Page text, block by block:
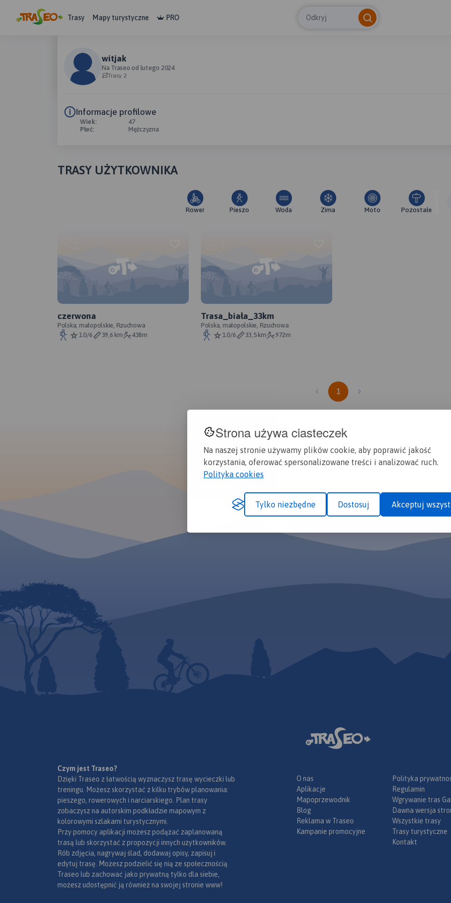
Strona używa ciasteczek
Na naszej stronie używamy plików cookie, aby poprawić jakość
korzystania, oferować spersonalizowane treści i analizować ruch.
Polityka cookies
Tylko niezbędne Dostosuj Akceptuj
Trasy Mapy turystyczne PRO Odkryj
witjak
Na Traseo od lutego 2024
Trasy 2
Informacje profilowe
Wiek:
47
Płeć:
Mężczyzna
TRASY UŻYTKOWNIKA
Rower Pieszo Woda Zima Moto Pozostałe
czerwona
Polska, małopolskie, Rzuchowa
1.0/6
39,6 km 438m
Trasa_biała_33km
Polska, małopolskie, Rzuchowa
1.0/6
33,5 km 972m
1
Czym jest Traseo?
Dzięki Traseo z łatwością wyznaczysz trasę wycieczki lub
treningu. Możesz skorzystać z kilku trybów planowania:
pieszego, rowerowych i narciarskiego. Plan trasy
zobaczysz na autorskim podkładzie mapowym z
kolorowymi szlakami turystycznymi.
Przy pomocy aplikacji możesz podążać zaplanowaną
trasą lub skorzystać z propozycji innych użytkowników.
Rób zdjęcia, nagrywaj ślad, dodawaj opisy, zapisuj i
edytuj trasę. Możesz podzielić się nią ze społecznością
Traseo lub zachować jako prywatną tylko dla siebie,
możesz udostępnić ją również na swojej stronie www!
O nas
Aplikacje
Mapoprzewodnik
Blog
Reklama w Traseo
Kampanie promocyjne
Polityka
Regulamin
Wgrywanie tras
Dawna wersja
Wszystkie trasy
Trasy turystyczne
Kontakt